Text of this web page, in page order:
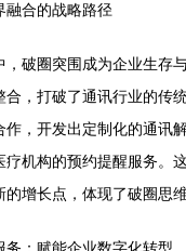
融合的战略路径
，破圈突围成为企业生存
合，打破了通讯行业的传
作，开发出定制化的通讯
机构的预约提醒服务。
增长点，体现了破圈思